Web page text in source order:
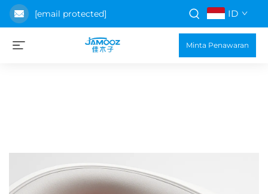
[email protected] ID
Minta Penawaran